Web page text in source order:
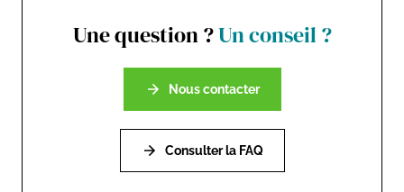
Une question ?Un conseil ?
Nous contacter
Consulter la FAQ